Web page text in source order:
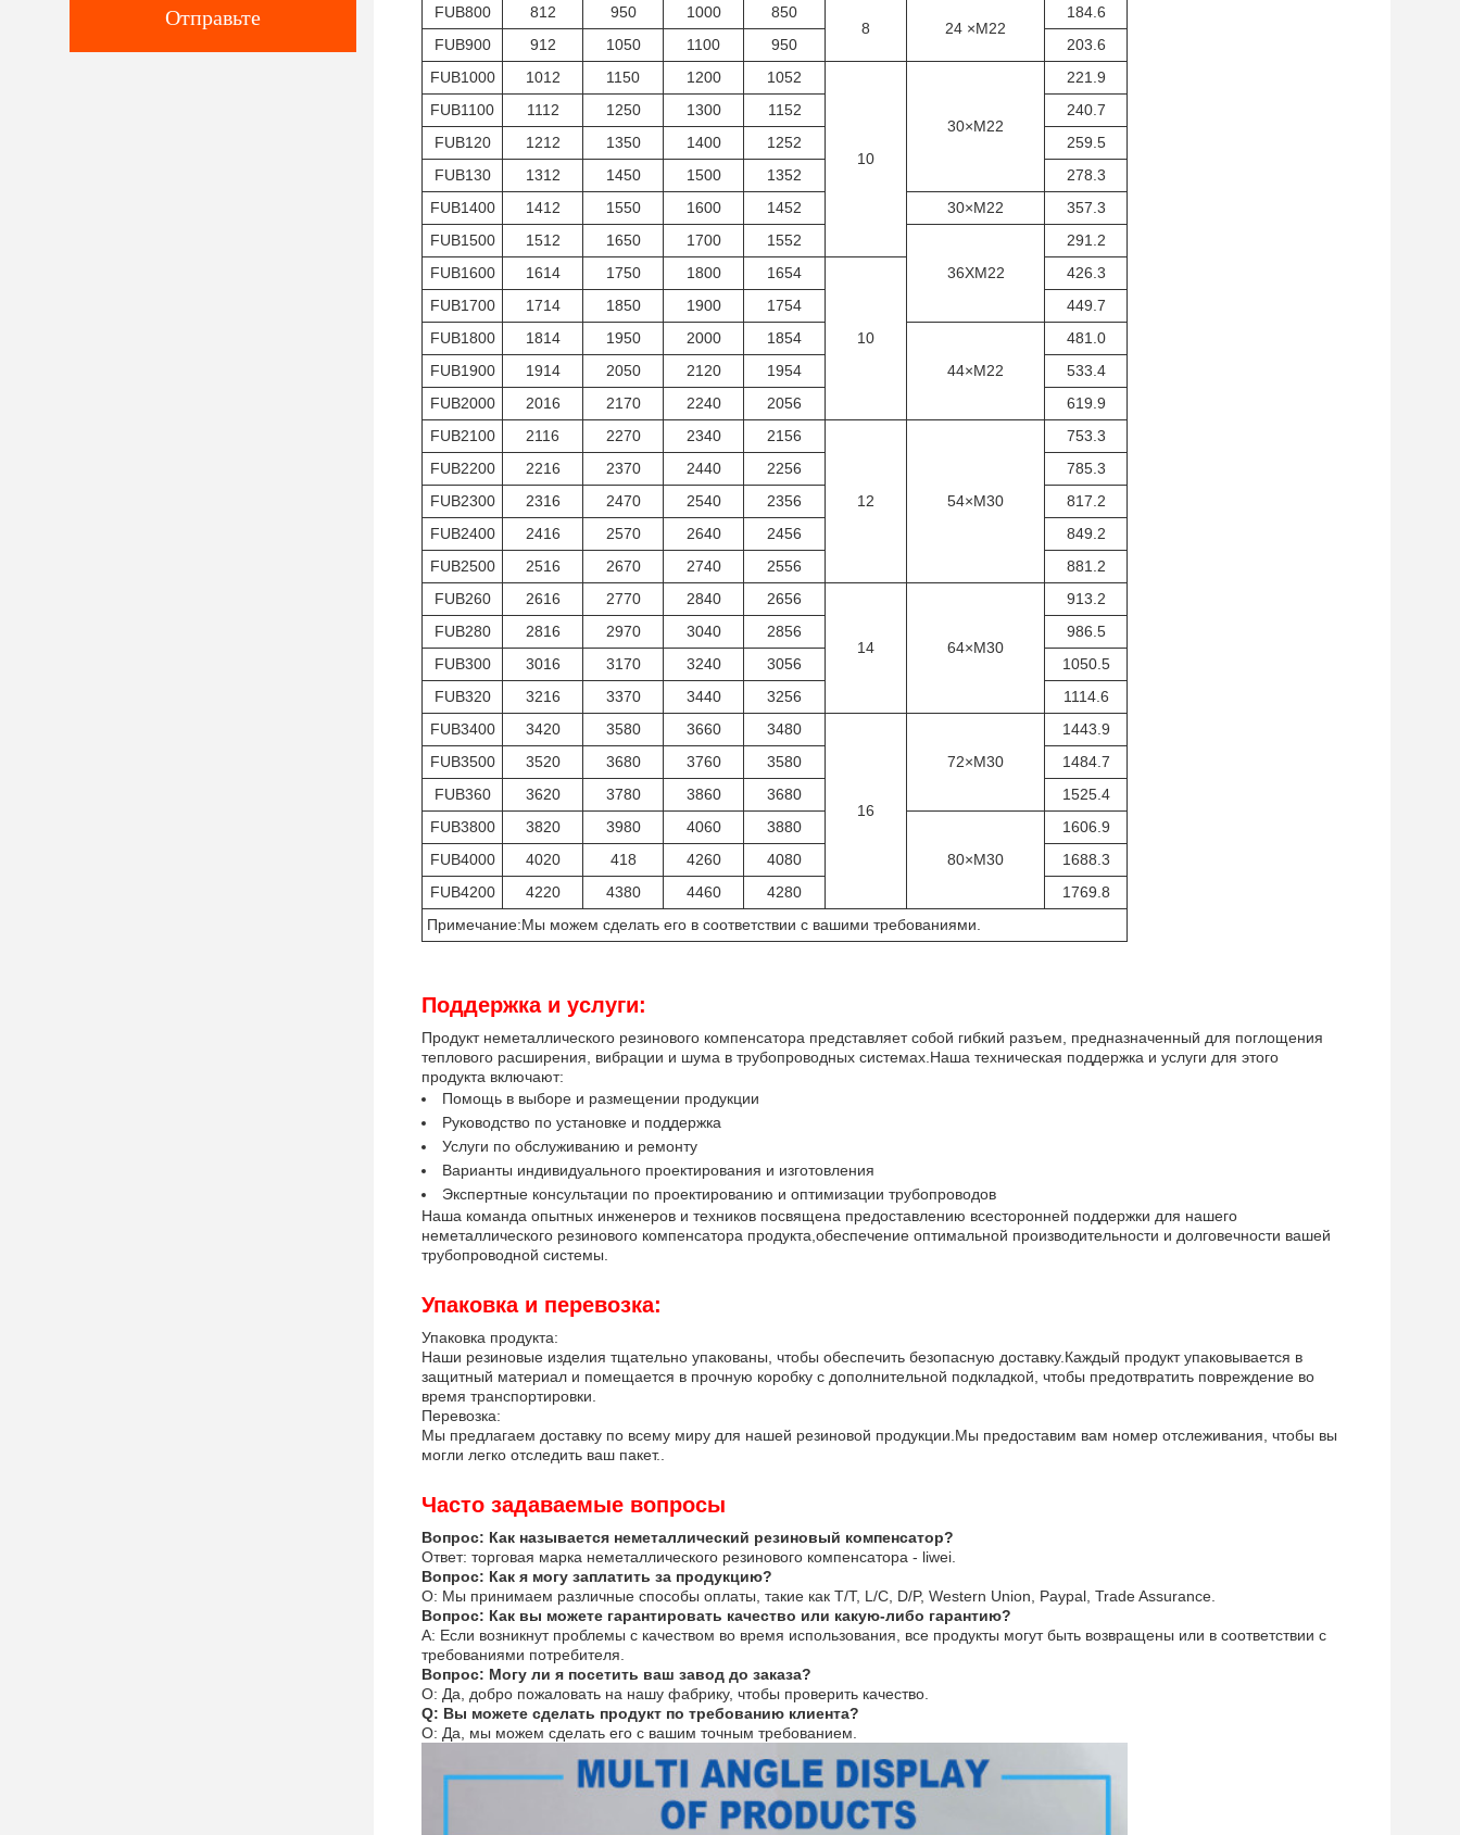
Отправьте FUB800 812 950 1000
850
8
24 ×M22
184.6
FUB900
912 1050 1100 950
203.6
FUB1000
1012 1150 1200 1052
10
30×M22
221.9
FUB1100
1112 1250 1300 1152
240.7
FUB120
1212 1350 1400 1252
259.5
FUB130
1312 1450 1500 1352
278.3
FUB1400
1412 1550 1600 1452 30×M22
357.3
FUB1500
1512 1650 1700
1552
36XM22
291.2
FUB1600
1614 1750 1800 1654
10
426.3
FUB1700
1714 1850 1900 1754
449.7
FUB1800
1814 1950 2000
1854
44×M22
481.0
FUB1900
1914 2050 2120 1954
533.4
FUB2000
2016 2170 2240 2056
619.9
FUB2100
2116 2270 2340 2156
12 54×M30
753.3
FUB2200
2216 2370 2440 2256
785.3
FUB2300
2316 2470 2540 2356
817.2
FUB2400
2416 2570 2640 2456
849.2
FUB2500
2516 2670 2740 2556
881.2
FUB260
2616 2770 2840 2656
14 64×M30
913.2
FUB280
2816 2970 3040 2856
986.5
FUB300
3016 3170 3240 3056
1050.5
FUB320
3216 3370 3440 3256
1114.6
FUB3400
3420 3580 3660 3480
16
72×M30
1443.9
FUB3500
3520 3680 3760 3580
1484.7
FUB360
3620 3780 3860 3680
1525.4
FUB3800
3820 3980 4060
3880
80×M30
1606.9
FUB4000
4020 418 4260 4080
1688.3
FUB4200
4220 4380 4460 4280
1769.8
Примечание:Мы можем сделать его в соответствии с вашими требованиями.
Поддержка и услуги:
Продукт неметаллического резинового компенсатора представляет собой гибкий разъем, предназначенный для поглощения
теплового расширения, вибрации и шума в трубопроводных системах.Наша техническая поддержка и услуги для этого
продукта включают:
Помощь в выборе и размещении продукции
Руководство по установке и поддержка
Услуги по обслуживанию и ремонту
Варианты индивидуального проектирования и изготовления
Экспертные консультации по проектированию и оптимизации трубопроводов
Наша команда опытных инженеров и техников посвящена предоставлению всесторонней поддержки для нашего
неметаллического резинового компенсатора продукта,обеспечение оптимальной производительности и долговечности вашей
трубопроводной системы.
Упаковка и перевозка:
Упаковка продукта:
Наши резиновые изделия тщательно упакованы, чтобы обеспечить безопасную доставку.Каждый продукт упаковывается в
защитный материал и помещается в прочную коробку с дополнительной подкладкой, чтобы предотвратить повреждение во
время транспортировки.
Перевозка:
Мы предлагаем доставку по всему миру для нашей резиновой продукции.Мы предоставим вам номер отслеживания, чтобы вы
могли легко отследить ваш пакет..
Часто задаваемые вопросы
Вопрос: Как называется неметаллический резиновый компенсатор?
Ответ: торговая марка неметаллического резинового компенсатора - liwei.
Вопрос: Как я могу заплатить за продукцию?
О: Мы принимаем различные способы оплаты, такие как T/T, L/C, D/P, Western Union, Paypal, Trade Assurance.
Вопрос: Как вы можете гарантировать качество или какую-либо гарантию?
A: Если возникнут проблемы с качеством во время использования, все продукты могут быть возвращены или в соответствии с
требованиями потребителя.
Вопрос: Могу ли я посетить ваш завод до заказа?
О: Да, добро пожаловать на нашу фабрику, чтобы проверить качество.
Q: Вы можете сделать продукт по требованию клиента?
О: Да, мы можем сделать его с вашим точным требованием.